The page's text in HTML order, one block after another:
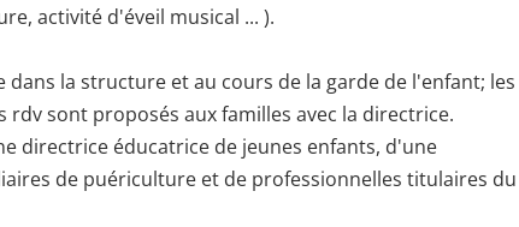
activité d'éveil musical ... ).
dans la structure et au cours de la garde de l'enfant; les
rdv sont proposés aux familles avec la directrice.
directrice éducatrice de jeunes enfants, d'une
de puériculture et de professionnelles titulaires du